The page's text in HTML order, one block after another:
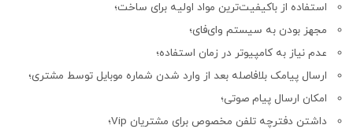
استفاده از باکیفیت‌ترین مواد اولیه برای ساخت؛
مجهز بودن به سیستم وای‌فای؛
عدم نیاز به کامپیوتر در زمان استفاده؛
ارسال پیامک بلافاصله بعد از وارد شدن شماره موبایل توسط مشتری؛
امکان ارسال پیام صوتی؛
داشتن دفترچه تلفن مخصوص برای مشتریان Vip؛